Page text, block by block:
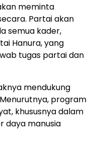
meminta
Partai akan
semua kader,
Hanura, yang
tugas partai dan
mendukung
program
khususnya dalam
daya manusia